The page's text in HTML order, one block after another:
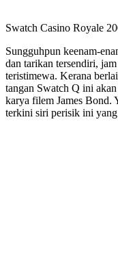
Swatch Casino Royale
Sungguhpun keenam-
dan tarikan tersendiri,
teristimewa. Kerana
tangan Swatch Q ini
karya filem James Bond.
terkini siri perisik ini